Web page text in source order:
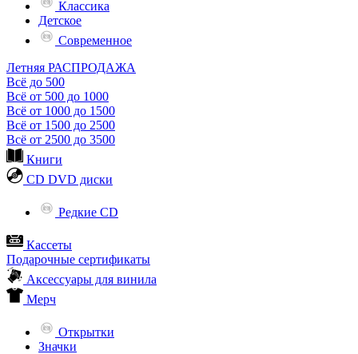
Классика
Детское
Современное
Летняя РАСПРОДАЖА
Всё до 500
Всё от 500 до 1000
Всё от 1000 до 1500
Всё от 1500 до 2500
Всё от 2500 до 3500
Книги
CD DVD диски
Редкие CD
Кассеты
Подарочные сертификаты
Аксессуары для винила
Мерч
Открытки
Значки